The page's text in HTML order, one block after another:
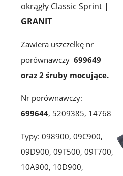
okrągły Classic Sprint |
GRANIT
Zawiera uszczelkę nr
porównawczy 699649
oraz 2 śruby mocujące.
Nr porównawczy:
699644, 5209385, 14768
Typy: 098900, 09C900,
09D900, 09T500, 09T700,
10A900, 10D900,